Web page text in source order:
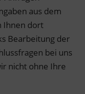
aus dem
Ihnen dort
Bearbeitung der
bei uns
nicht ohne Ihre